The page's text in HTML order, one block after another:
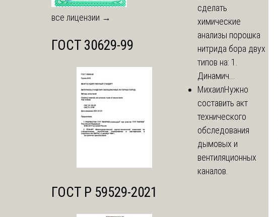
все лицензии →
ГОСТ 30629-99
ГОСТ Р 59529-2021
сделать
химические
анализы порошка
нитрида бора двух
типов на: 1.
Динамич...
МихаилНужно
составить акт
технического
обследования
дымовых и
вентиляционных
каналов.